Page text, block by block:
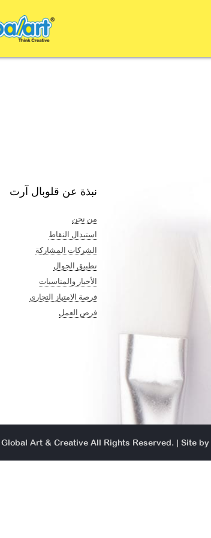
نبذة عن قلوبال آرت
من نحن
استبدال النقاط
الشركات المشاركة
تطبيق الجوال
الأخبار والمناسبات
فرصة الامتياز التجاري
فرص العمل
Global Art & Creative All Rights Reserved. | Site by